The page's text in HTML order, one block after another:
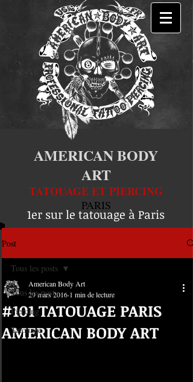
AMERICAN BODY
ART
TATOUAGE ET PIERCING
PARIS
1er sur le tatouage à Paris
Post
Tous les posts
Piercing
Tatouage
Tous les posts
#101 TATOUAGE PARIS
AMERICAN BODY ART
American Body Art
29 mars 2016 1 min de lecture